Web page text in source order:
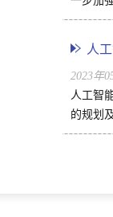
人
2023年
人工智
的规划